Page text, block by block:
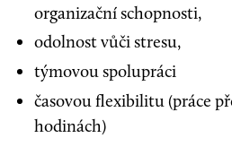
organizační schopnosti,
odolnost vůči stresu,
týmovou spolupráci
časovou flexibilitu (práce
hodinách)